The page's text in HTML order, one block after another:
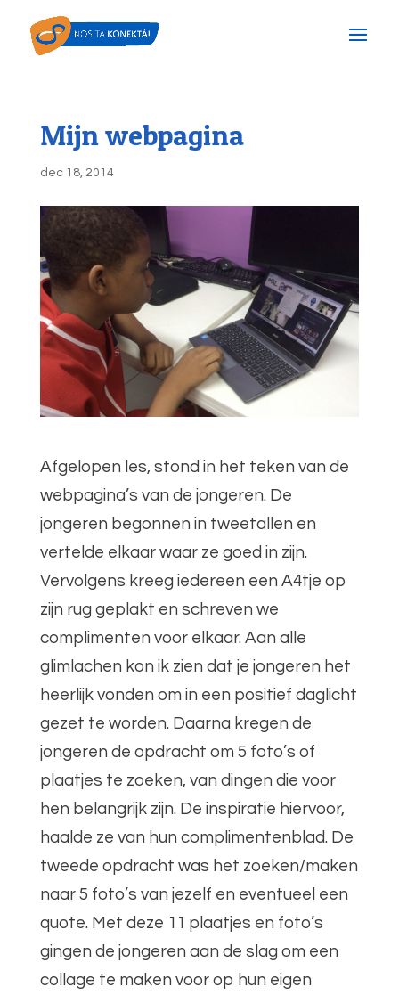
Mijn webpagina
dec 18, 2014
Afgelopen les, stond in het teken van de
webpagina’s van de jongeren. De
jongeren begonnen in tweetallen en
vertelde elkaar waar ze goed in zijn.
Vervolgens kreeg iedereen een A4tje op
zijn rug geplakt en schreven we
complimenten voor elkaar. Aan alle
glimlachen kon ik zien dat je jongeren het
heerlijk vonden om in een positief daglicht
gezet te worden. Daarna kregen de
jongeren de opdracht om 5 foto’s of
plaatjes te zoeken, van dingen die voor
hen belangrijk zijn. De inspiratie hiervoor,
haalde ze van hun complimentenblad. De
tweede opdracht was het zoeken/maken
naar 5 foto’s van jezelf en eventueel een
quote. Met deze 11 plaatjes en foto’s
gingen de jongeren aan de slag om een
collage te maken voor op hun eigen